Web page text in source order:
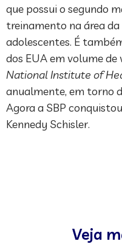
que possui o segundo
treinamento na área
adolescentes. É
dos EUA em volume
National Institute of
anualmente, em torno
Agora a SBP
Kennedy Schisler.
Veja